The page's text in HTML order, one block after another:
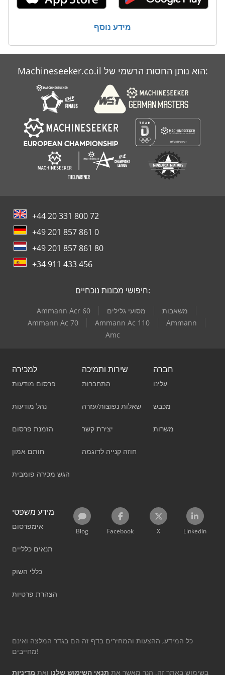
מידע נוסף
Machineseeker.co.il הוא נותן החסות הרשמי של:
+44 20 331 800 72
+49 201 857 861 0
+49 201 857 861 80
+34 911 433 456
חיפושי מכונות נוכחיים:
Ammann Acr 60 מסועי גלילים
משאבות
Ammann Ac 70
Ammann Ac 110
Ammann
Amc
למכירה
פרסום מודעות
נהל מודעות
הזמנת פרסום
חותם אמון
הגש מכירה פומבית
שירות ותמיכה
התחברות
שאלות נפוצות/עזרה
יצירת קשר
חוזה קנייה לדוגמה
חברה
עלינו
מכבש
משרות
מידע משפטי
אימפרסום
תנאים כלליים
כללי השוק
הצהרת פרטיות
Blog Facebook X LinkedIn
כל המידע, ההצעות והמחירים בדף זה הם בגדר המלצה ואינם
מחייבים!
בשימוש באתר זה, הנך מאשר את תנאי השימוש שלנו ואת מדיניות